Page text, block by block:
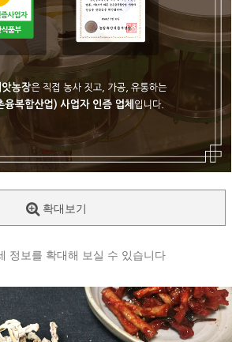
확대보기
정보를 확대해 보실 수 있습니다